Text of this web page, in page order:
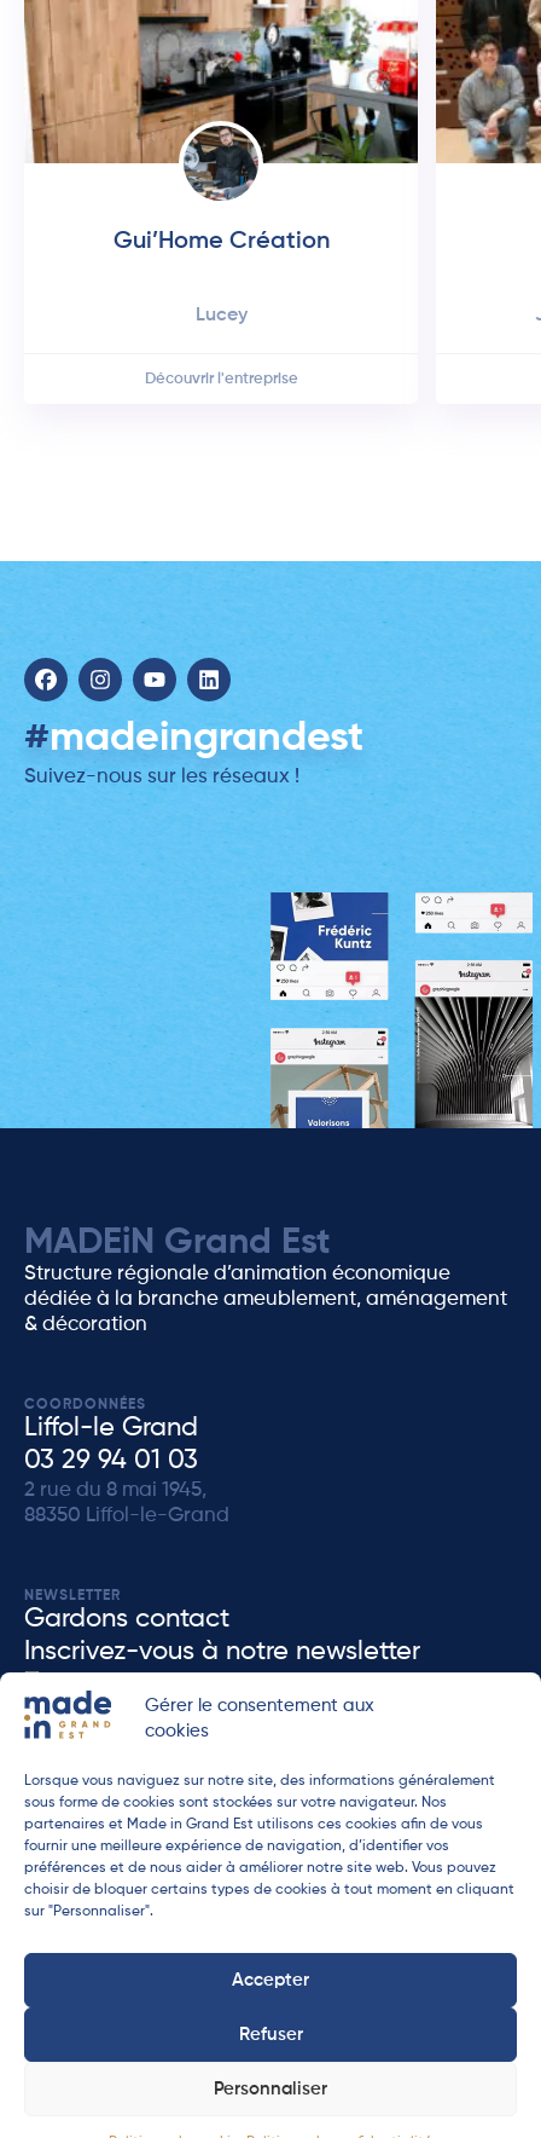
Gérer le consentement aux
cookies
Lorsque vous naviguez sur notre site, des informations généralement
sous forme de cookies sont stockées sur votre navigateur. Nos
partenaires et Made in Grand Est utilisons ces cookies afin de vous
fournir une meilleure expérience de navigation, d’identifier vos
préférences et de nous aider à améliorer notre site web. Vous pouvez
choisir de bloquer certains types de cookies à tout moment en cliquant
sur "Personnaliser".
Accepter
Refuser
Personnaliser
Gui’Home Création
lucey
Découvrir l'entreprise
#madeingrandest
Suivez-nous sur les réseaux !
MADEiN Grand Est
Structure régionale d’animation économique
dédiée à la branche ameublement, aménagement
& décoration
COORDONNÉES
Liffol-le Grand
03 29 94 01 03
2 rue du 8 mai 1945,
88350 Liffol-le-Grand
NEWSLETTER
Gardons contact
Inscrivez-vous à notre newsletter
contacter en accord avec notrepolitique de confidenditalité.
ENVOYER
Politique de cookies
confidentialité